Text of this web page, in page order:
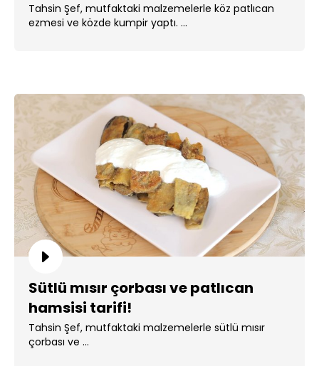
Tahsin Şef, mutfaktaki malzemelerle köz patlıcan
ezmesi ve közde kumpir yaptı. ...
Sütlü mısır çorbası ve patlıcan
hamsisi tarifi!
Tahsin Şef, mutfaktaki malzemelerle sütlü mısır
çorbası ve ...